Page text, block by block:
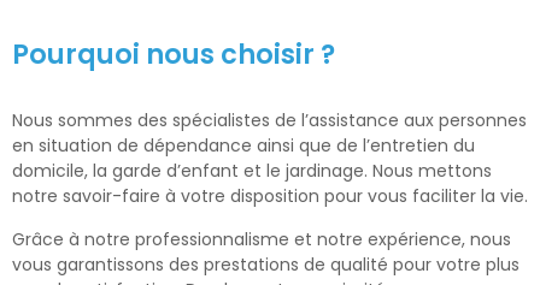
Pourquoi nous choisir ?
Nous sommes des spécialistes de l’assistance aux personnes
en situation de dépendance ainsi que de l’entretien du
domicile, la garde d’enfant et le jardinage. Nous mettons
notre savoir-faire à votre disposition pour vous faciliter la vie.
Grâce à notre professionnalisme et notre expérience, nous
vous garantissons des prestations de qualité pour votre plus